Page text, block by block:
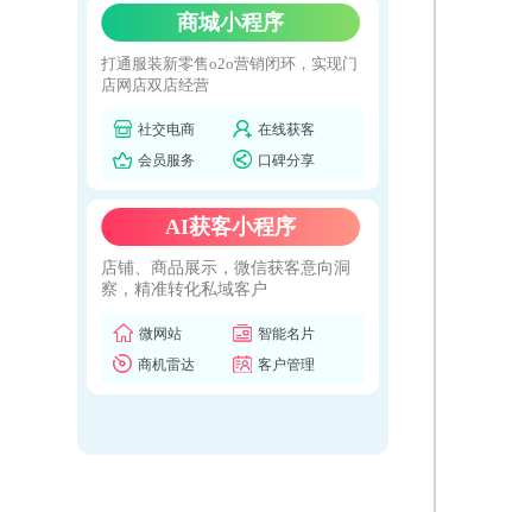
商城小程序
打通服装新零售o2o营销闭环，实现门
店网店双店经营
社交电商
在线获客
会员服务
口碑分享
AI获客小程序
店铺、商品展示，微信获客意向洞
察，精准转化私域客户
微网站
智能名片
商机雷达
客户管理